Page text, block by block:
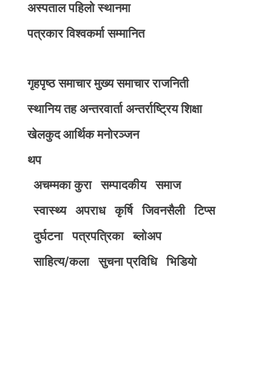
अस्पताल पहिलो स्थानमा
पत्रकार विश्वकर्मा सम्मानित
गृहपृष्ठ समाचार मुख्य समाचार राजनिती
स्थानिय तह अन्तरवार्ता अन्तर्राष्ट्रिय शिक्षा
खेलकुद आर्थिक मनोरञ्जन
थप
अचम्मका कुरा
सम्पादकीय
समाज
स्वास्थ्य
अपराध कृर्षि जिवनसैली
टिप्स
दुर्घटना
पत्रपत्रिका
ब्लोअप
साहित्य/कला
सुचना प्रविधि भिडियाे